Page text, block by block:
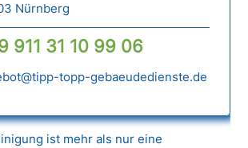
Nürnberg
911 31 10 99 06
topp-gebaeudedienste.de
ist mehr als nur eine